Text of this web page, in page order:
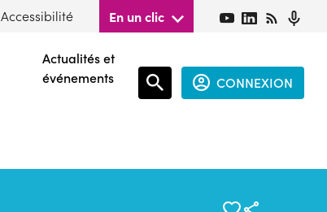
Accessibilité En un clic
Actualités et
événements
CONNEXION